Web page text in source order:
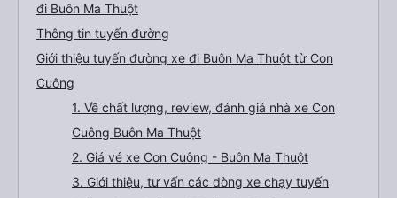
đi Buôn Ma Thuột
Thông tin tuyến đường
Giới thiệu tuyến đường xe đi Buôn Ma Thuột từ Con
Cuông
1. Về chất lượng, review, đánh giá nhà xe Con
Cuông Buôn Ma Thuột
2. Giá vé xe Con Cuông - Buôn Ma Thuột
3. Giới thiệu, tư vấn các dòng xe chạy tuyến